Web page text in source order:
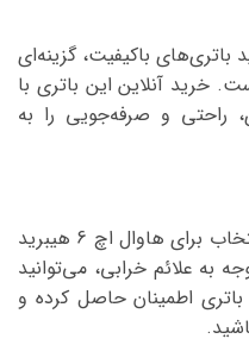
باتری‌های باکیفیت، گزینه‌ای
اچ 6 هیبرید است. خرید آنلاین این باتری با
راحتی و صرفه‌جویی را به
باتری 50 آمپر اتمی صبا، بهترین انتخاب برای هاوال اچ 6 هیبرید
به علائم خرابی، می‌توانید
اطمینان حاصل کرده و